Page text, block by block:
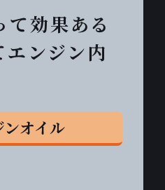
効果ある
ンジン内
オイル